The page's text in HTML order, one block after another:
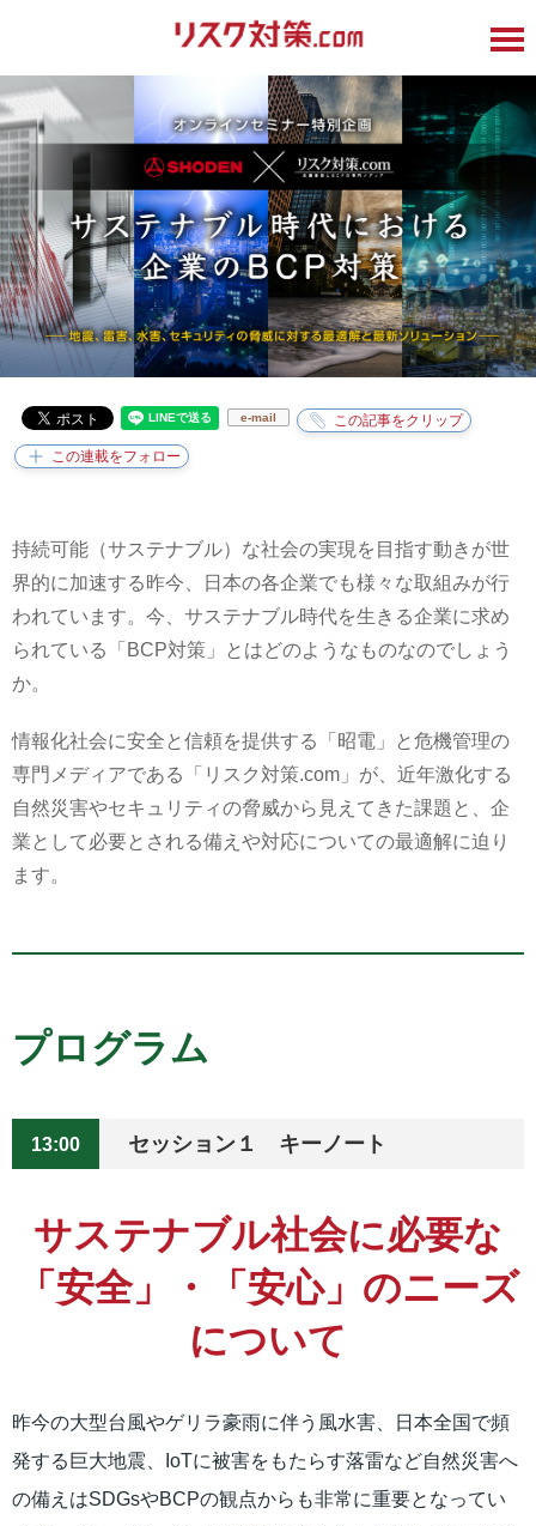
e-mail
持続可能（サステナブル）な社会の実現を目指す動きが世
界的に加速する昨今、日本の各企業でも様々な取組みが行
われています。今、サステナブル時代を生きる企業に求め
られている「BCP対策」とはどのようなものなのでしょう
か。
情報化社会に安全と信頼を提供する「昭電」と危機管理の
専門メディアである「リスク対策.com」が、近年激化する
自然災害やセキュリティの脅威から見えてきた課題と、企
業として必要とされる備えや対応についての最適解に迫り
ます。
プログラム
13:00 セッション１ キーノート
サステナブル社会に必要な
「安全」・「安心」のニーズ
について
昨今の大型台風やゲリラ豪雨に伴う風水害、日本全国で頻
発する巨大地震、IoTに被害をもたらす落雷など自然災害へ
の備えはSDGsやBCPの観点からも非常に重要となってい